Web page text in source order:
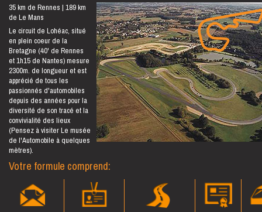
35 km de Rennes 189 km
de Le Mans
Le circuit de Lohéac, situé
en plein coeur de la
Bretagne (40' de Rennes
et 1h15 de Nantes) mesure
2300m. de longueur et est
apprécié de tous les
passionnés d'automobiles
depuis des années pour la
diversité de son tracé et la
convivialité des lieux
(Pensez à visiter Le musée
de l'Automobile à quelques
mètres).
Votre formule comprend: